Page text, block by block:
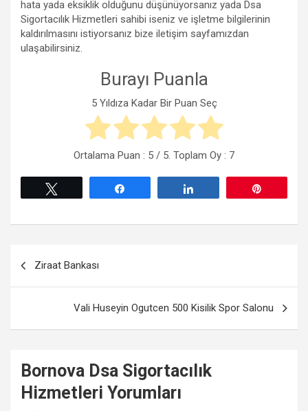
hata yada eksiklik olduğunu düşünüyorsanız yada Dsa
Sigortacılık Hizmetleri sahibi iseniz ve işletme bilgilerinin
kaldırılmasını istiyorsanız bize iletişim sayfamızdan
ulaşabilirsiniz.
Burayı Puanla
5 Yıldıza Kadar Bir Puan Seç
Ortalama Puan : 5 / 5. Toplam Oy : 7
Ziraat Bankası
Vali Huseyin Ogutcen 500 Kisilik Spor Salonu
Bornova Dsa Sigortacılık
Hizmetleri Yorumları